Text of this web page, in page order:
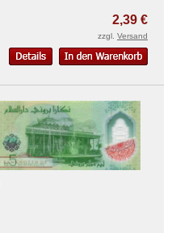
2,39 €
zzgl. Versand